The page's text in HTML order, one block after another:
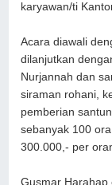
karyawan/ti
Acara diawali
dilanjutkan
Nurjannah dan
siraman rohani,
pemberian
sebanyak 100
300.000,- per
Gusmar Harahap